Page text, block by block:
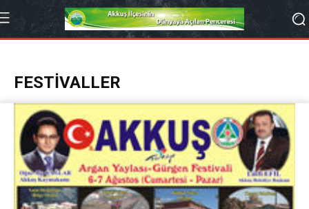
FESTIVALLER